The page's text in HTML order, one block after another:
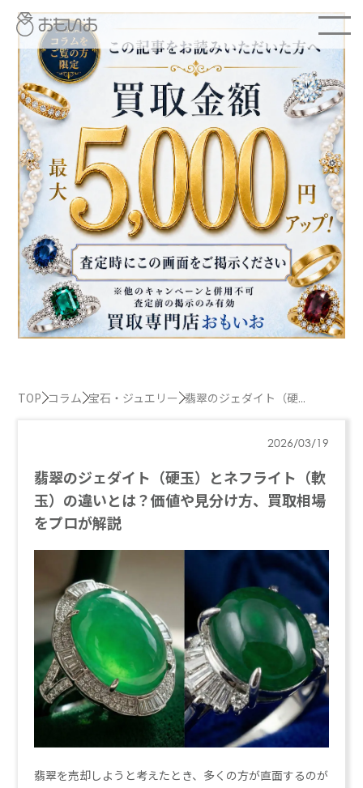
TOP コラム 宝石・ジュエリー 翡翠のジェダイト（硬...
2026/03/19
翡翠のジェダイト（硬玉）とネフライト（軟
玉）の違いとは？価値や見分け方、買取相場
をプロが解説
翡翠を売却しようと考えたとき、多くの方が直面するのが